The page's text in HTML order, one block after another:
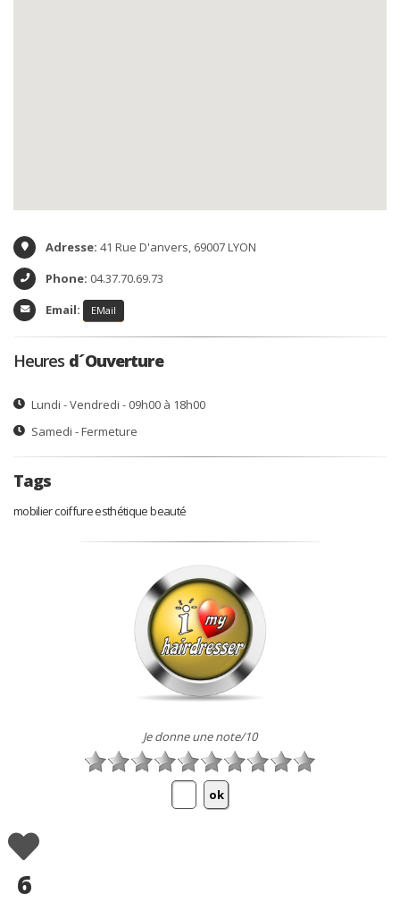
Adresse: 41 Rue D'anvers, 69007 LYON
Phone: 04.37.70.69.73
Email:
EMail
Heures d´Ouverture
Lundi - Vendredi - 09h00 à 18h00
Samedi - Fermeture
Tags
mobilier coiffure esthétique beauté
Je donne une note/10
6